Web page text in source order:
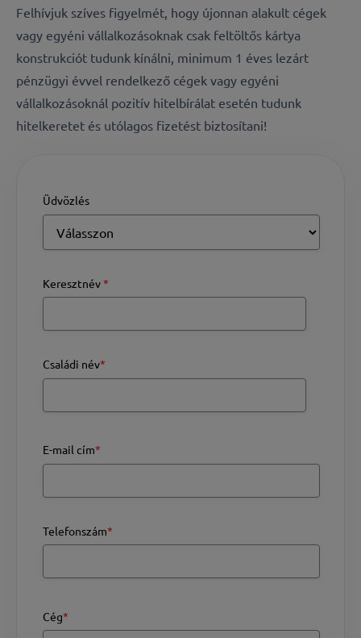
Felhívjuk szíves figyelmét, hogy újonnan alakult cégek
vagy egyéni vállalkozásoknak csak feltöltős kártya
konstrukciót tudunk kínálni, minimum 1 éves lezárt
pénzügyi évvel rendelkező cégek vagy egyéni
vállalkozásoknál pozitív hitelbírálat esetén tudunk
hitelkeretet és utólagos fizetést biztosítani!
Üdvözlés
Keresztnév*
Családi név*
E-mail cím*
Telefonszám*
Cég*